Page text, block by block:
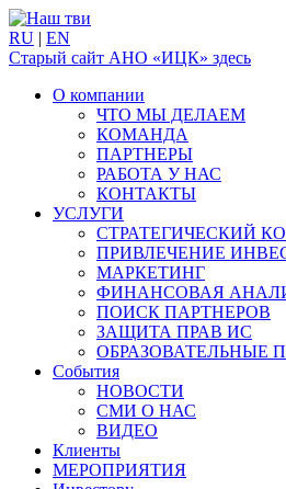
RU | EN
Старый сайт АНО «ИЦК» здесь
О компании
ЧТО МЫ ДЕЛАЕМ
КОМАНДА
ПАРТНЕРЫ
РАБОТА У НАС
КОНТАКТЫ
УСЛУГИ
СТРАТЕГИЧЕСКИЙ
ПРИВЛЕЧЕНИЕ
МАРКЕТИНГ
ФИНАНСОВАЯ
ПОИСК ПАРТНЕРОВ
ЗАЩИТА ПРАВ ИС
ОБРАЗОВАТЕЛЬНЫЕ
События
НОВОСТИ
СМИ О НАС
ВИДЕО
Клиенты
МЕРОПРИЯТИЯ